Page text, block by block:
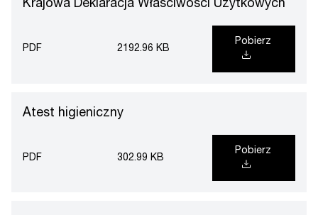
Krajowa Deklaracja Właściwości Użytkowych
PDF 2192.96 KB
Pobierz
Atest higieniczny
PDF 302.99 KB
Pobierz